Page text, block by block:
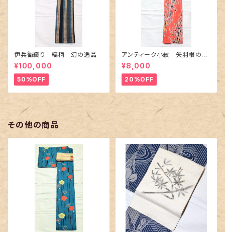
伊兵衛織り 縞柄 幻の逸品
¥100,000
50%OFF
アンティーク小紋 矢羽根の地
紋に短冊柄 裄６６cm
¥8,000
20%OFF
その他の商品